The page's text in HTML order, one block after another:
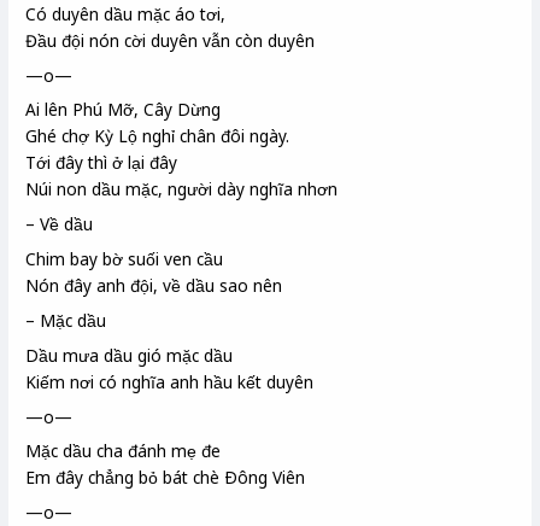
Có duyên dầu mặc áo tơi,
Đầu đội nón cời duyên vẫn còn duyên
—o—
Ai lên Phú Mỡ, Cây Dừng
Ghé chợ Kỳ Lộ nghỉ chân đôi ngày.
Tới đây thì ở lại đây
Núi non dầu mặc, người dày nghĩa nhơn
– Về dầu
Chim bay bờ suối ven cầu
Nón đây anh đội, về dầu sao nên
– Mặc dầu
Dầu mưa dầu gió mặc dầu
Kiếm nơi có nghĩa anh hầu kết duyên
—o—
Mặc dầu cha đánh mẹ đe
Em đây chẳng bỏ bát chè Ðông Viên
—o—